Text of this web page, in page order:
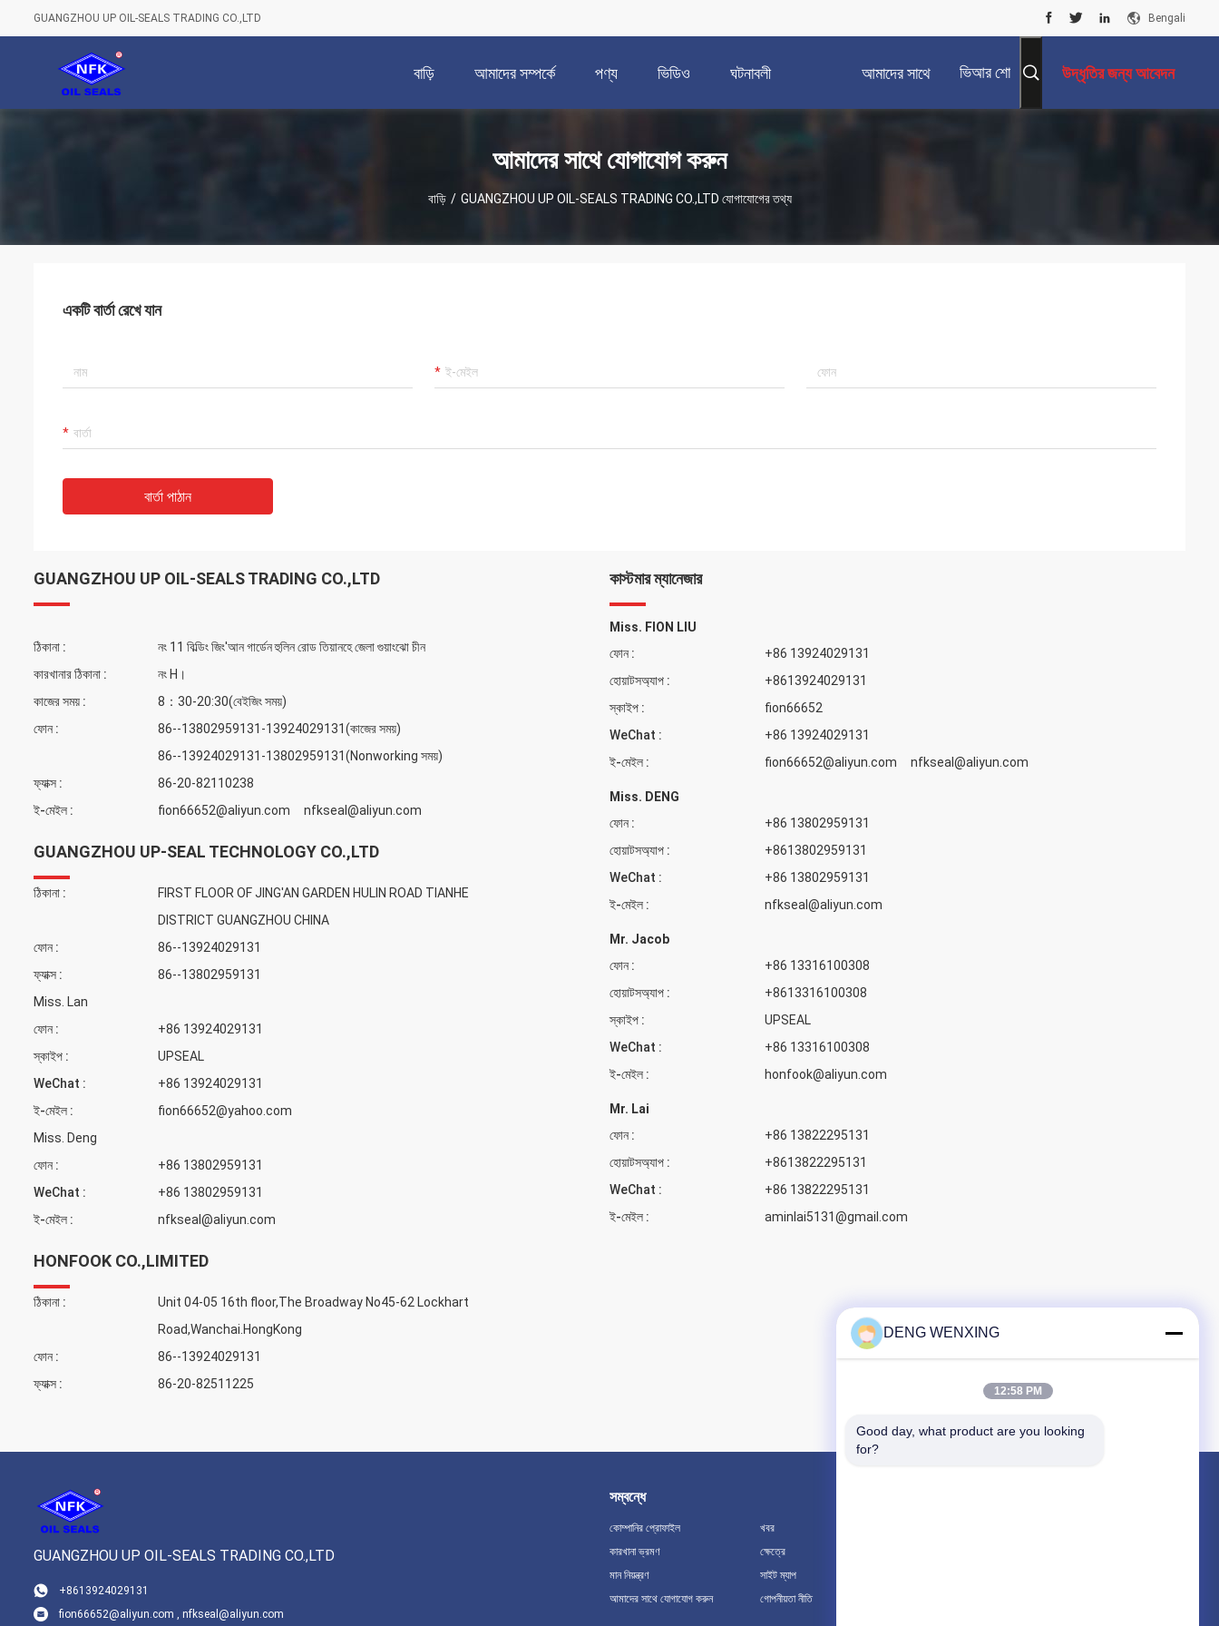
GUANGZHOU UP OIL-SEALS TRADING CO.,LTD Bengali
বাড়ি আমাদের সম্পর্কে পণ্য ভিডিও ঘটনাবলী আমাদের সাথে ভিআর শো উদ্ধৃতির জন্য আবেদন
আমাদের সাথে যোগাযোগ করুন
বাড়ি / GUANGZHOU UP OIL-SEALS TRADING CO.,LTD যোগাযোগের তথ্য
একটি বার্তা রেখে যান
বার্তা পাঠান
GUANGZHOU UP OIL-SEALS TRADING CO.,LTD
ঠিকানা :
নং 11 বিল্ডিং জিং'আন গার্ডেন হুলিন রোড তিয়ানহে জেলা গুয়াংঝো চীন
কারখানার ঠিকানা :
নং H।
কাজের সময় :
8：30-20:30(বেইজিং সময়)
ফোন :
86--13802959131-13924029131(কাজের সময়)
86--13924029131-13802959131(Nonworking সময়)
ফ্যাক্স :
86-20-82110238
ই-মেইল :
fion66652@aliyun.com nfkseal@aliyun.com
GUANGZHOU UP-SEAL TECHNOLOGY CO.,LTD
ঠিকানা :
FIRST FLOOR OF JING'AN GARDEN HULIN ROAD TIANHE
DISTRICT GUANGZHOU CHINA
ফোন :
86--13924029131
ফ্যাক্স :
86--13802959131
Miss. Lan
ফোন :
+86 13924029131
স্কাইপ :
UPSEAL
WeChat :
+86 13924029131
ই-মেইল :
fion66652@yahoo.com
Miss. Deng
ফোন :
+86 13802959131
WeChat :
+86 13802959131
ই-মেইল :
nfkseal@aliyun.com
HONFOOK CO.,LIMITED
ঠিকানা :
Unit 04-05 16th floor,The Broadway No45-62 Lockhart
Road,Wanchai.HongKong
ফোন :
86--13924029131
ফ্যাক্স :
86-20-82511225
কাস্টমার ম্যানেজার
Miss. FION LIU
ফোন :
+86 13924029131
হোয়াটসঅ্যাপ :
+8613924029131
স্কাইপ :
fion66652
WeChat :
+86 13924029131
ই-মেইল :
fion66652@aliyun.com nfkseal@aliyun.com
Miss. DENG
ফোন :
+86 13802959131
হোয়াটসঅ্যাপ :
+8613802959131
WeChat :
+86 13802959131
ই-মেইল :
nfkseal@aliyun.com
Mr. Jacob
ফোন :
+86 13316100308
হোয়াটসঅ্যাপ :
+8613316100308
স্কাইপ :
UPSEAL
WeChat :
+86 13316100308
ই-মেইল :
honfook@aliyun.com
Mr. Lai
ফোন :
+86 13822295131
হোয়াটসঅ্যাপ :
+8613822295131
WeChat :
+86 13822295131
ই-মেইল :
aminlai5131@gmail.com
GUANGZHOU UP OIL-SEALS TRADING CO.,LTD
+8613924029131
fion66652@aliyun.com , nfkseal@aliyun.com
সম্বন্ধে
কোম্পানির প্রোফাইল
কারখানা ভ্রমণ
মান নিয়ন্ত্রণ
আমাদের সাথে যোগাযোগ করুন
খবর
ক্ষেত্রে
সাইট ম্যাপ
গোপনীয়তা নীতি
DENG WENXING
12:58 PM
Good day, what product are you looking
for?